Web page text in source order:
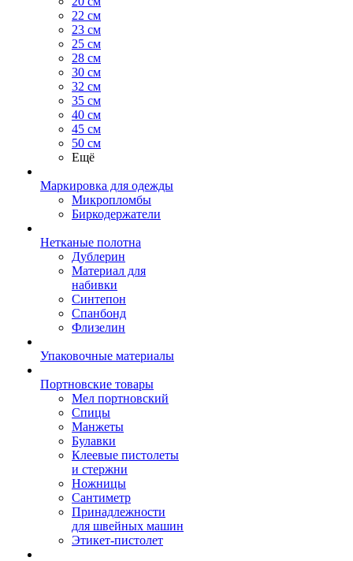
22 см
23 см
25 см
28 см
30 см
32 см
35 см
40 см
45 см
50 см
Ещё
Маркировка для одежды
Микропломбы
Биркодержатели
Нетканые полотна
Дублерин
Материал для
набивки
Синтепон
Спанбонд
Флизелин
Упаковочные материалы
Портновские товары
Мел портновский
Спицы
Манжеты
Булавки
Клеевые пистолеты
и стержни
Ножницы
Сантиметр
Принадлежности
для швейных машин
Этикет-пистолет